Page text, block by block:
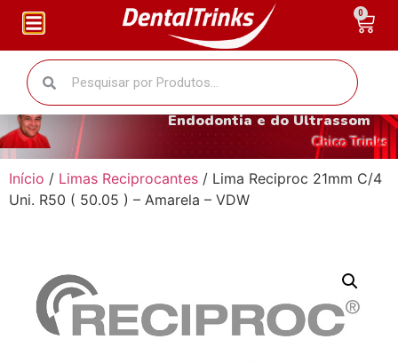
O fantástico mundo da
Endodontia e do Ultrassom
Chico Trinks
Início / Limas Reciprocantes / Lima Reciproc 21mm C/4
Uni. R50 ( 50.05 ) – Amarela – VDW
0